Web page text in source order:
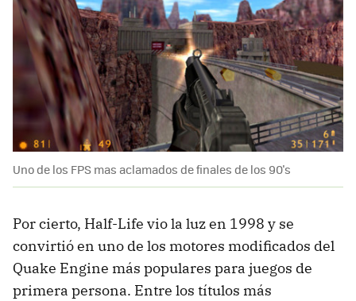
Uno de los FPS mas aclamados de finales de los 90's
Por cierto, Half-Life vio la luz en 1998 y se
convirtió en uno de los motores modificados del
Quake Engine más populares para juegos de
primera persona. Entre los títulos más